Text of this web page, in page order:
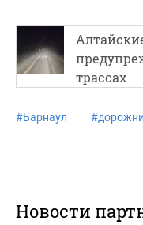
трассах
#Барнаул #
Новости